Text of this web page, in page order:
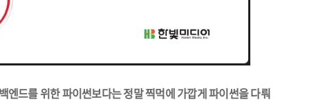
엔드를 위한 파이썬보다는 정말 찍먹에 가깝게 파이썬을 다뤄